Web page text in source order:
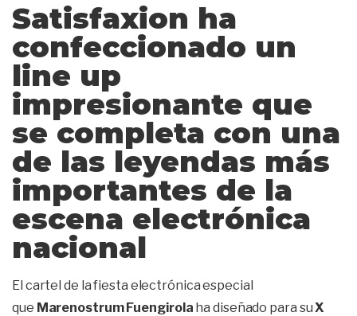
Satisfaxion ha
confeccionado un
line up
impresionante que
se completa con una
de las leyendas más
importantes de la
escena electrónica
nacional
El cartel de la fiesta electrónica especial
que Marenostrum Fuengirola ha diseñado para suX